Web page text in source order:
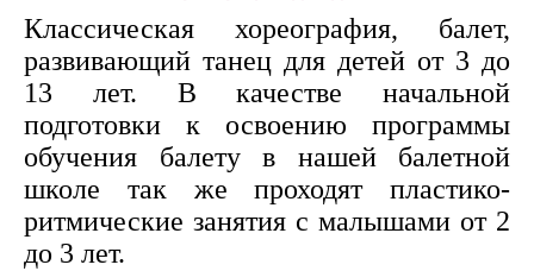
Классическая хореография, балет,
развивающий танец для детей от 3 до
13 лет. В качестве начальной
подготовки к освоению программы
обучения балету в нашей балетной
школе так же проходят пластико-
ритмические занятия с малышами от 2
до 3 лет.